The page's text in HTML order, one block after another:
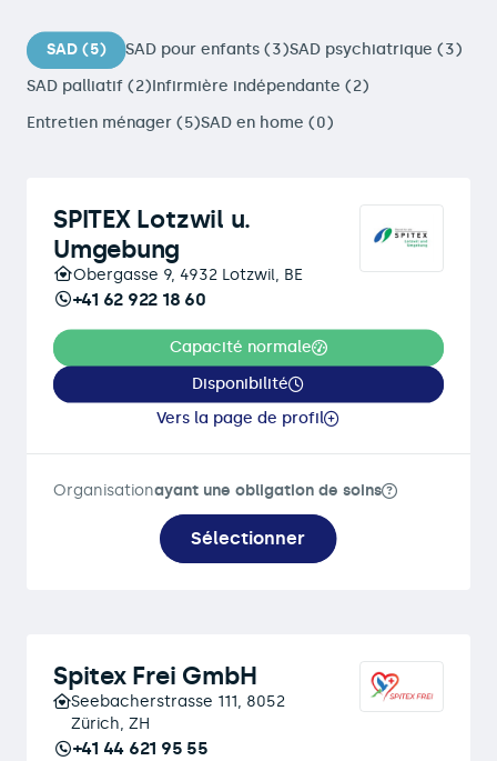
SAD (5) SAD pour enfants (3)SAD psychiatrique (3)
SAD palliatif (2)Infirmière indépendante (2)
Entretien ménager (5)SAD en home (0)
SPITEX Lotzwil u.
Umgebung
Obergasse 9, 4932 Lotzwil, BE
+41 62 922 18 60
Capacité normale
Disponibilité
Vers la page de profil
Organisationayant une obligation de soins
Sélectionner
Spitex Frei GmbH
Seebacherstrasse 111, 8052
Zürich, ZH
+41 44 621 95 55